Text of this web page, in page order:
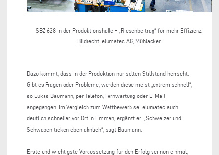
SBZ 628 in der Produktionshalle - „Riesenbeitrag“ für mehr Effizienz.
Bildrecht: elumatec AG, Mühlacker
Dazu kommt, dass in der Produktion nur selten Stillstand herrscht.
Gibt es Fragen oder Probleme, werden diese meist „extrem schnell“,
so Lukas Baumann, per Telefon, Fernwartung oder E-Mail
angegangen. Im Vergleich zum Wettbewerb sei elumatec auch
deutlich schneller vor Ort in Emmen, ergänzt er: „Schweizer und
Schwaben ticken eben ähnlich“, sagt Baumann.
Erste und wichtigste Voraussetzung für den Erfolg sei nun einmal,